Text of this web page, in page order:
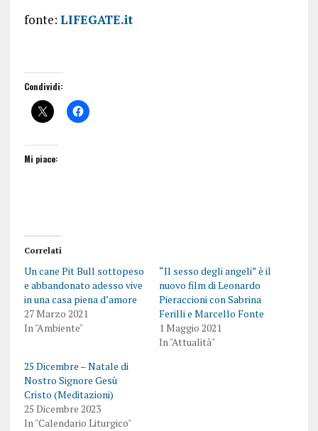
fonte: LIFEGATE.it
Condividi:
Mi piace:
Correlati
Un cane Pit Bull sottopeso
e abbandonato adesso vive
in una casa piena d’amore
27 Marzo 2021
In "Ambiente"
“Il sesso degli angeli” è il
nuovo film di Leonardo
Pieraccioni con Sabrina
Ferilli e Marcello Fonte
1 Maggio 2021
In "Attualità"
25 Dicembre – Natale di
Nostro Signore Gesù
Cristo (Meditazioni)
25 Dicembre 2023
In "Calendario Liturgico"